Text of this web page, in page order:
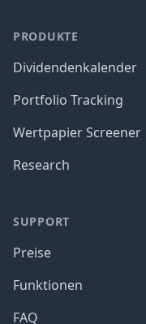
PRODUKTE
Dividendenkalender
Portfolio Tracking
Wertpapier Screener
Research
SUPPORT
Preise
Funktionen
FAQ